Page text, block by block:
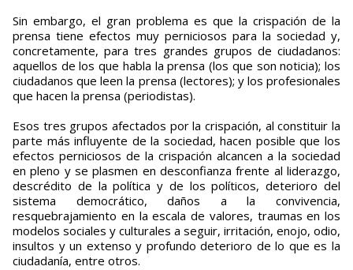
Sin embargo, el gran problema es que la crispación de la
prensa tiene efectos muy perniciosos para la sociedad y,
concretamente, para tres grandes grupos de ciudadanos:
aquellos de los que habla la prensa (los que son noticia); los
ciudadanos que leen la prensa (lectores); y los profesionales
que hacen la prensa (periodistas).
Esos tres grupos afectados por la crispación, al constituir la
parte más influyente de la sociedad, hacen posible que los
efectos perniciosos de la crispación alcancen a la sociedad
en pleno y se plasmen en desconfianza frente al liderazgo,
descrédito de la política y de los políticos, deterioro del
sistema democrático, daños a la convivencia,
resquebrajamiento en la escala de valores, traumas en los
modelos sociales y culturales a seguir, irritación, enojo, odio,
insultos y un extenso y profundo deterioro de lo que es la
ciudadanía, entre otros.